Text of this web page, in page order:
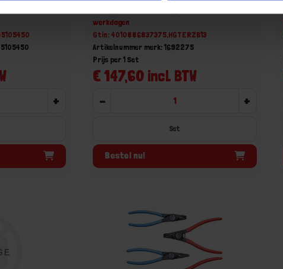
+
werkdagen
Gtin: 4010886837375,HGTERZB13
Artikelnummer merk: 1692275
€ 147,60 incl. BTW
Prijs per 1 Set
- +
Set
Bestel nu!